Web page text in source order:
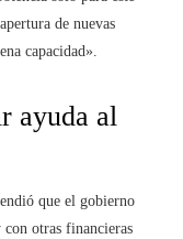
de nuevas
capacidad».
ayuda al
que el gobierno
con otras financieras